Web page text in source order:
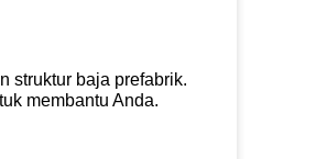
struktur baja prefabrik.
membantu Anda.